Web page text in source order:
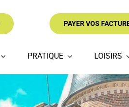
PAYER VOS
PRATIQUE LOISIRS